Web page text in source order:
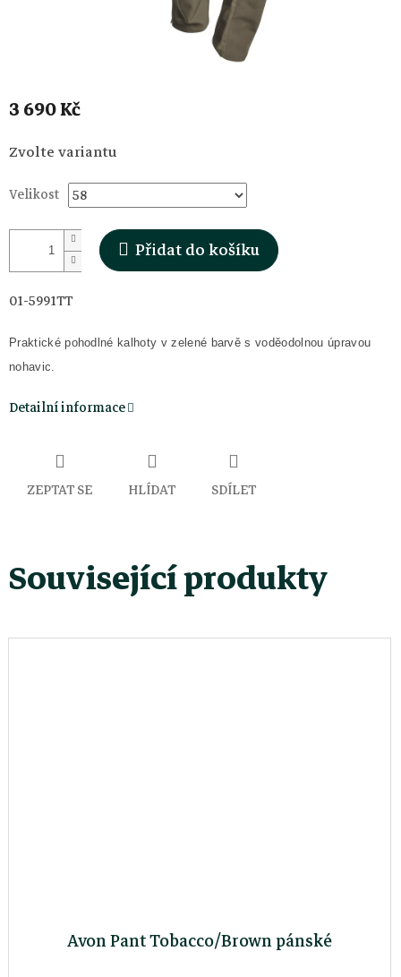
3 690 Kč
Měrná
cena:
Zvolte variantu
Velikost
Přidat do košíku
01-5991TT
Praktické pohodlné kalhoty v zelené barvě s voděodolnou úpravou
nohavic.
Detailní informace
ZEPTAT SE HLÍDAT SDÍLET
Související produkty
Avon Pant Tobacco/Brown pánské